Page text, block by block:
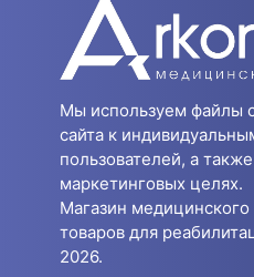
Мы используем файлы
сайта к
пользователей, а
маркетинговых целях.
Магазин медицинского
товаров для
2026.